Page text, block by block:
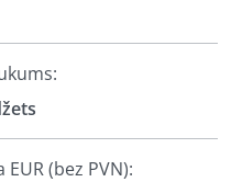
(bez PVN):